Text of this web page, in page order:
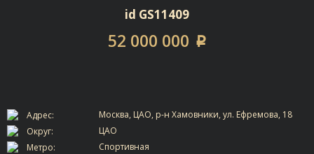
id GS11409
52 000 000 p
Адрес:
Москва, ЦАО, р-н Хамовники, ул. Ефремова, 18
Округ:
ЦАО
Метро:
Спортивная